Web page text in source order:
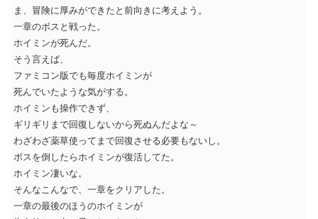
ま、冒険に厚みができたと前向きに考えよう。
一章のボスと戦った。
ホイミンが死んだ。
そう言えば、
ファミコン版でも毎度ホイミンが
死んでいたような気がする。
ホイミンも操作できず、
ギリギリまで回復しないから死ぬんだよな～
わざわざ薬草使ってまで回復させる必要もないし。
ボスを倒したらホイミンが復活してた。
ホイミン凄いな。
そんなこんなで、一章をクリアした。
一章の最後のほうのホイミンが